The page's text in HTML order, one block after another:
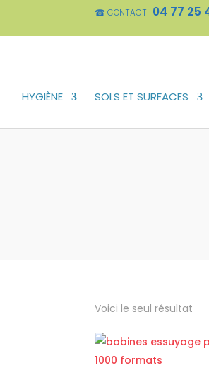
☎ CONTACT 04 77 25
HYGIÈNE SOLS ET SURFACES
Voici le seul résultat